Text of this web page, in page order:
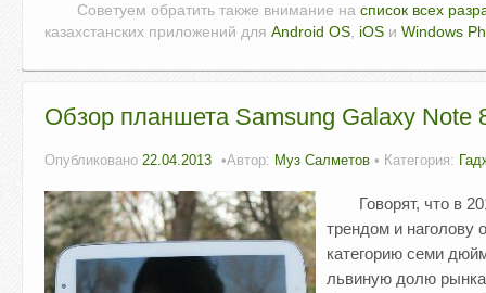
Советуем обратить также внимание на список всех
казахстанских приложений для Android OS iOS и Windows
Обзор планшета Samsung Galaxy Note
Опубликовано 22.04.2013 Автор: Муз Салметов • Категория:
Говорят, что в
трендом и наголову
категорию семи
львиную долю рынка